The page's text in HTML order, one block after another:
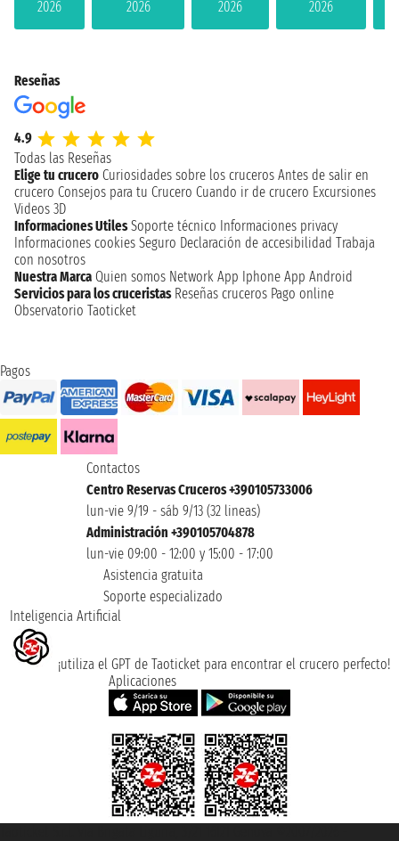
2026 2026 2026 2026
Reseñas
4.9
Todas las Reseñas
Elige tu crucero Curiosidades sobre los cruceros Antes de salir en
crucero Consejos para tu Crucero Cuando ir de crucero Excursiones
Videos 3D
Informaciones Utiles Soporte técnico Informaciones privacy
Informaciones cookies Seguro Declaración de accesibilidad Trabaja
con nosotros
Nuestra Marca Quien somos Network App Iphone App Android
Servicios para los cruceristas Reseñas cruceros Pago online
Observatorio Taoticket
Pagos
Contactos
Centro Reservas Cruceros +390105733006
lun-vie 9/19 - sáb 9/13 (32 lineas)
Administración +390105704878
lun-vie 09:00 - 12:00 y 15:00 - 17:00
Asistencia gratuita
Soporte especializado
Inteligencia Artificial
¡utiliza el GPT de Taoticket para encontrar el crucero perfecto!
Aplicaciones